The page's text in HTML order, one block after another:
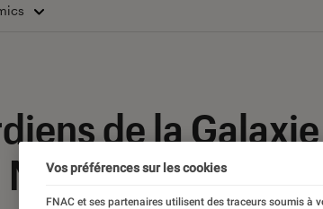
de la
sur Disney+
Vos préférences sur les cookies
FNAC et ses partenaires utilisent des traceurs soumis à